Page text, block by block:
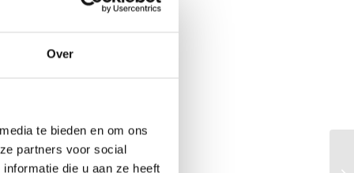
Over
te bieden en om ons
partners voor social
die u aan ze heeft
me vooral graag
vooral door de
te leren, en mijn
kapot na een